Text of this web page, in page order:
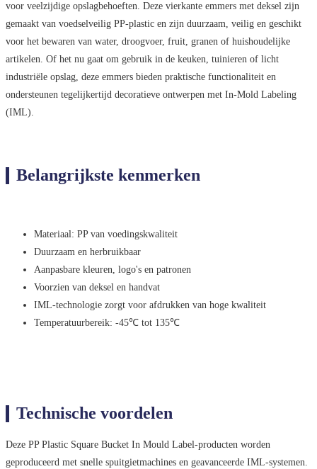
voor veelzijdige opslagbehoeften. Deze vierkante emmers met deksel zijn
gemaakt van voedselveilig PP-plastic en zijn duurzaam, veilig en geschikt
voor het bewaren van water, droogvoer, fruit, granen of huishoudelijke
artikelen. Of het nu gaat om gebruik in de keuken, tuinieren of licht
industriële opslag, deze emmers bieden praktische functionaliteit en
ondersteunen tegelijkertijd decoratieve ontwerpen met In-Mold Labeling
(IML).
Belangrijkste kenmerken
Materiaal: PP van voedingskwaliteit
Duurzaam en herbruikbaar
Aanpasbare kleuren, logo's en patronen
Voorzien van deksel en handvat
IML-technologie zorgt voor afdrukken van hoge kwaliteit
Temperatuurbereik: -45℃ tot 135℃
Technische voordelen
Deze PP Plastic Square Bucket In Mould Label-producten worden
geproduceerd met snelle spuitgietmachines en geavanceerde IML-systemen.